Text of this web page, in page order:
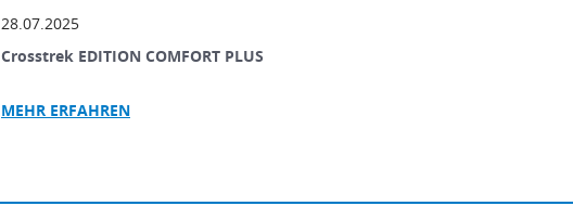
28.07.2025
Crosstrek EDITION COMFORT PLUS
MEHR ERFAHREN